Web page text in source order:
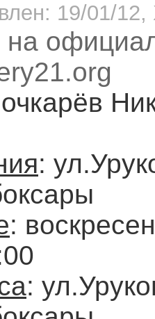
19/01/12,
:
:
: